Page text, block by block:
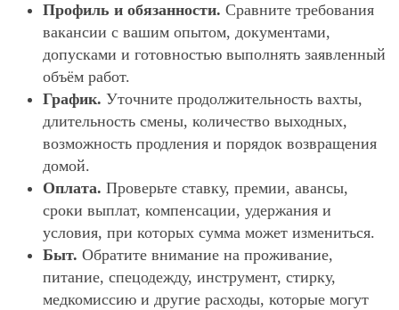
Профиль и обязанности. Сравните требования
вакансии с вашим опытом, документами,
допусками и готовностью выполнять заявленный
объём работ.
График. Уточните продолжительность вахты,
длительность смены, количество выходных,
возможность продления и порядок возвращения
домой.
Оплата. Проверьте ставку, премии, авансы,
сроки выплат, компенсации, удержания и
условия, при которых сумма может измениться.
Быт. Обратите внимание на проживание,
питание, спецодежду, инструмент, стирку,
медкомиссию и другие расходы, которые могут